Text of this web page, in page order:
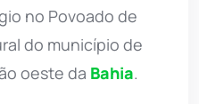
no Povoado de
do município de
oeste da Bahia.